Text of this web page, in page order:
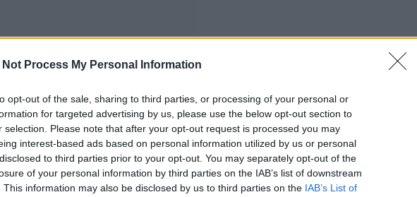
Not Process My Personal Information
opt-out of the sale, sharing to third parties, or processing of your personal or
for targeted advertising by us, please use the below opt-out section to
selection. Please note that after your opt-out request is processed you may
interest-based ads based on personal information utilized by us or personal
to third parties prior to your opt-out. You may separately opt-out of the
of your personal information by third parties on the IAB’s list of downstream
This information may also be disclosed by us to third parties on the IAB’s List of